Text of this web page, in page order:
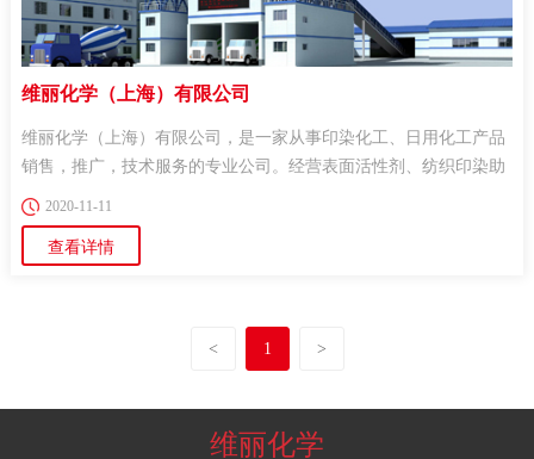
维丽化学（上海）有限公司
维丽化学（上海）有限公司，是一家从事印染化工、日用化工产品
销售，推广，技术服务的专业公司。经营表面活性剂、纺织印染助
剂、活性染料、...
2020-11-11
查看详情
< 1 >
维丽化学